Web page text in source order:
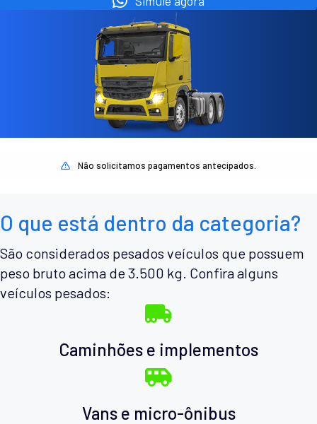
Não solicitamos pagamentos antecipados.
O que está dentro da categoria?
São considerados pesados veículos que possuem
peso bruto acima de 3.500 kg. Confira alguns
veículos pesados:
Caminhões e implementos
Vans e micro-ônibus